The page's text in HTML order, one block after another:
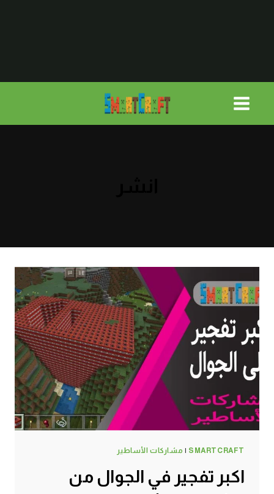
SMARTCRAFT
| مشاركات الأساطير
اكبر تفجير في الجوال من